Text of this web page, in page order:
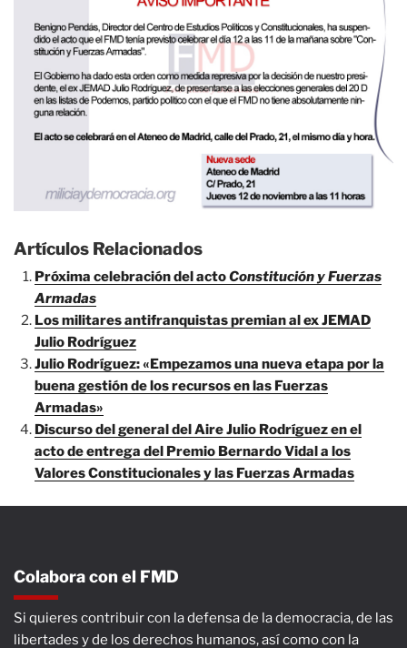
Artículos Relacionados
Próxima celebración del actoConstitución y Fuerzas
Armadas
Los militares antifranquistas premian al ex JEMAD
Julio Rodríguez
Julio Rodríguez: «Empezamos una nueva etapa por la
buena gestión de los recursos en las Fuerzas
Armadas»
Discurso del general del Aire Julio Rodríguez en el
acto de entrega del Premio Bernardo Vidal a los
Valores Constitucionales y las Fuerzas Armadas
Colabora con el FMD
Si quieres contribuir con la defensa de la democracia, de las
libertades y de los derechos humanos, así como con la